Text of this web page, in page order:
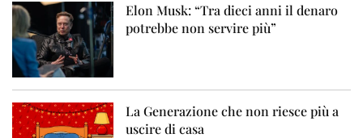
Elon Musk: “Tra dieci anni il denaro
potrebbe non servire più”
La Generazione che non riesce più a
uscire di casa